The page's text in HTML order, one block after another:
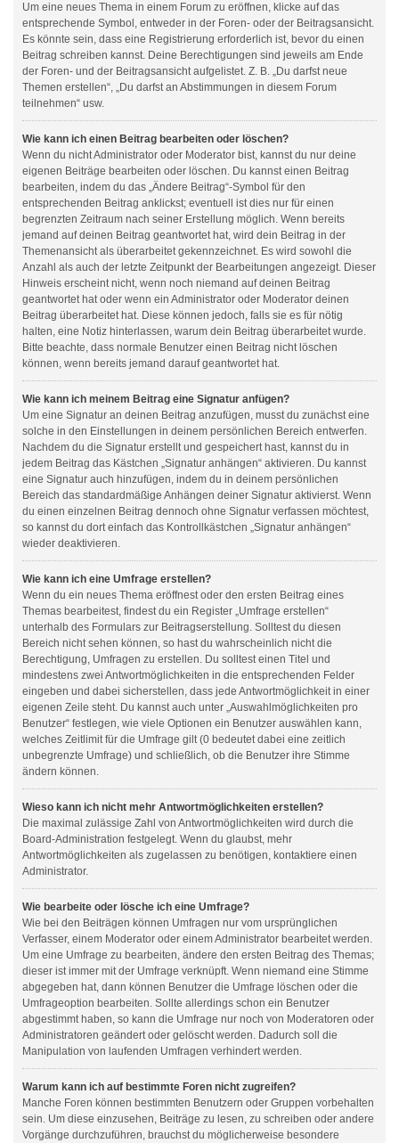
Um eine neues Thema in einem Forum zu eröffnen, klicke auf das
entsprechende Symbol, entweder in der Foren- oder der Beitragsansicht.
Es könnte sein, dass eine Registrierung erforderlich ist, bevor du einen
Beitrag schreiben kannst. Deine Berechtigungen sind jeweils am Ende
der Foren- und der Beitragsansicht aufgelistet. Z. B. „Du darfst neue
Themen erstellen“, „Du darfst an Abstimmungen in diesem Forum
teilnehmen“ usw.
Wie kann ich einen Beitrag bearbeiten oder löschen?
Wenn du nicht Administrator oder Moderator bist, kannst du nur deine
eigenen Beiträge bearbeiten oder löschen. Du kannst einen Beitrag
bearbeiten, indem du das „Ändere Beitrag“-Symbol für den
entsprechenden Beitrag anklickst; eventuell ist dies nur für einen
begrenzten Zeitraum nach seiner Erstellung möglich. Wenn bereits
jemand auf deinen Beitrag geantwortet hat, wird dein Beitrag in der
Themenansicht als überarbeitet gekennzeichnet. Es wird sowohl die
Anzahl als auch der letzte Zeitpunkt der Bearbeitungen angezeigt. Dieser
Hinweis erscheint nicht, wenn noch niemand auf deinen Beitrag
geantwortet hat oder wenn ein Administrator oder Moderator deinen
Beitrag überarbeitet hat. Diese können jedoch, falls sie es für nötig
halten, eine Notiz hinterlassen, warum dein Beitrag überarbeitet wurde.
Bitte beachte, dass normale Benutzer einen Beitrag nicht löschen
können, wenn bereits jemand darauf geantwortet hat.
Wie kann ich meinem Beitrag eine Signatur anfügen?
Um eine Signatur an deinen Beitrag anzufügen, musst du zunächst eine
solche in den Einstellungen in deinem persönlichen Bereich entwerfen.
Nachdem du die Signatur erstellt und gespeichert hast, kannst du in
jedem Beitrag das Kästchen „Signatur anhängen“ aktivieren. Du kannst
eine Signatur auch hinzufügen, indem du in deinem persönlichen
Bereich das standardmäßige Anhängen deiner Signatur aktivierst. Wenn
du einen einzelnen Beitrag dennoch ohne Signatur verfassen möchtest,
so kannst du dort einfach das Kontrollkästchen „Signatur anhängen“
wieder deaktivieren.
Wie kann ich eine Umfrage erstellen?
Wenn du ein neues Thema eröffnest oder den ersten Beitrag eines
Themas bearbeitest, findest du ein Register „Umfrage erstellen“
unterhalb des Formulars zur Beitragserstellung. Solltest du diesen
Bereich nicht sehen können, so hast du wahrscheinlich nicht die
Berechtigung, Umfragen zu erstellen. Du solltest einen Titel und
mindestens zwei Antwortmöglichkeiten in die entsprechenden Felder
eingeben und dabei sicherstellen, dass jede Antwortmöglichkeit in einer
eigenen Zeile steht. Du kannst auch unter „Auswahlmöglichkeiten pro
Benutzer“ festlegen, wie viele Optionen ein Benutzer auswählen kann,
welches Zeitlimit für die Umfrage gilt (0 bedeutet dabei eine zeitlich
unbegrenzte Umfrage) und schließlich, ob die Benutzer ihre Stimme
ändern können.
Wieso kann ich nicht mehr Antwortmöglichkeiten erstellen?
Die maximal zulässige Zahl von Antwortmöglichkeiten wird durch die
Board-Administration festgelegt. Wenn du glaubst, mehr
Antwortmöglichkeiten als zugelassen zu benötigen, kontaktiere einen
Administrator.
Wie bearbeite oder lösche ich eine Umfrage?
Wie bei den Beiträgen können Umfragen nur vom ursprünglichen
Verfasser, einem Moderator oder einem Administrator bearbeitet werden.
Um eine Umfrage zu bearbeiten, ändere den ersten Beitrag des Themas;
dieser ist immer mit der Umfrage verknüpft. Wenn niemand eine Stimme
abgegeben hat, dann können Benutzer die Umfrage löschen oder die
Umfrageoption bearbeiten. Sollte allerdings schon ein Benutzer
abgestimmt haben, so kann die Umfrage nur noch von Moderatoren oder
Administratoren geändert oder gelöscht werden. Dadurch soll die
Manipulation von laufenden Umfragen verhindert werden.
Warum kann ich auf bestimmte Foren nicht zugreifen?
Manche Foren können bestimmten Benutzern oder Gruppen vorbehalten
sein. Um diese einzusehen, Beiträge zu lesen, zu schreiben oder andere
Vorgänge durchzuführen, brauchst du möglicherweise besondere